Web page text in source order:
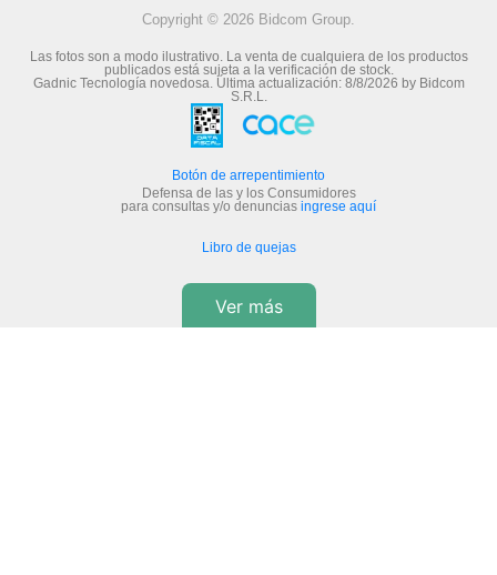
Copyright © 2026 Bidcom Group.
Las fotos son a modo ilustrativo. La venta de cualquiera de los productos
publicados está sujeta a la verificación de stock.
Gadnic Tecnología novedosa.Última actualización: 8/8/2026 by Bidcom
S.R.L.
Botón de arrepentimiento
Defensa de las y los Consumidores
para consultas y/o denuncias ingrese aquí
Libro de quejas
Ver más